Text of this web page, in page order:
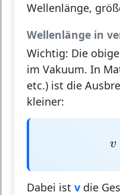
Wellenlänge,
Wellenlänge in
Wichtig: Die
im Vakuum. In
etc.) ist die
kleiner:
v
Dabei ist v die